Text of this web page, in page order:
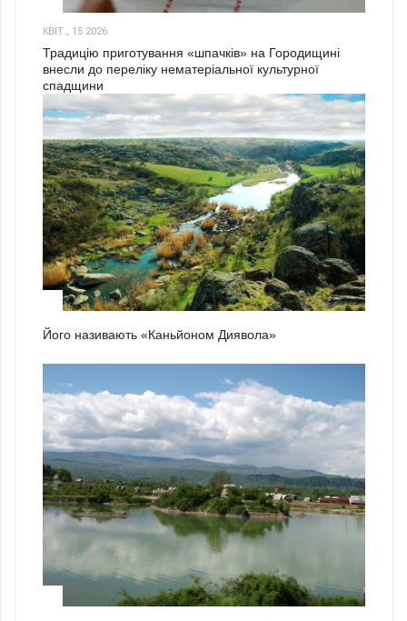
КВІТ., 15 2026
Традицію приготування «шпачків» на Городищині
внесли до переліку нематеріальної культурної
спадщини
Його називають «Каньйоном Диявола»